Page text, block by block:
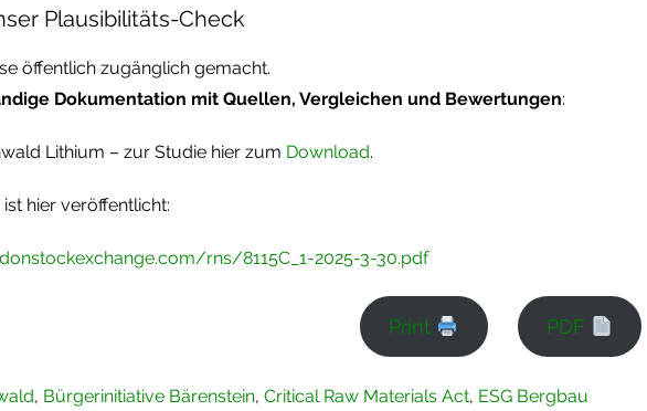
Plausibilitäts-Check
öffentlich zugänglich gemacht.
Dokumentation mit Quellen, Vergleichen und Bewertungen:
Lithium – zur Studie hier zum Download.
hier veröffentlicht:
rns/8115C_1-2025-3-30.pdf
Print PDF
, Bürgerinitiative Bärenstein, Critical Raw Materials Act, ESG Bergbau